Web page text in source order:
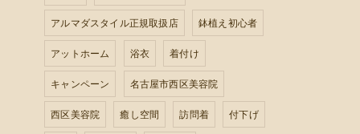
アルマダスタイル正規取扱店 鉢植え初心者
アットホーム 浴衣 着付け
キャンペーン 名古屋市西区美容院
西区美容院 癒し空間 訪問着 付下げ